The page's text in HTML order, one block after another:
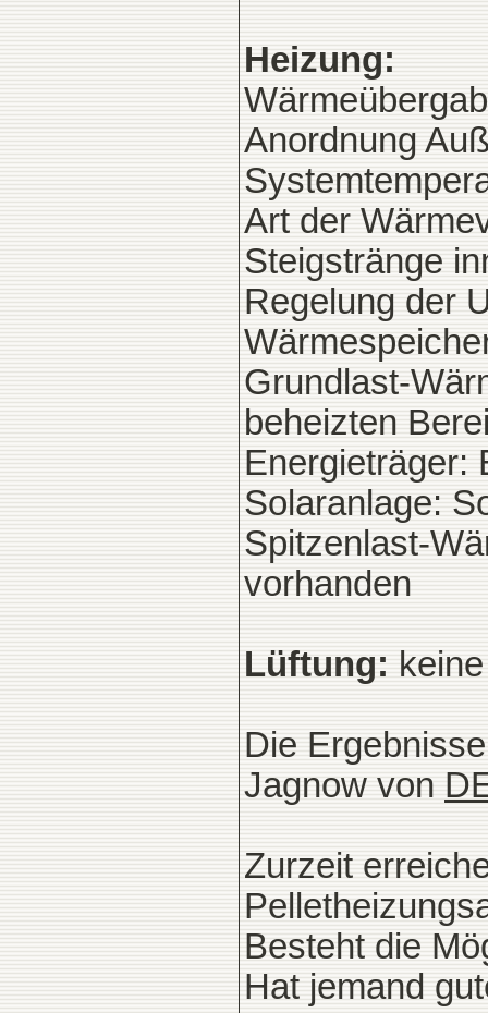
Heizung:
Anordnung
Art der
Steigstränge
Regelung der
Grundlast-
beheizten
Energieträger:
Solaranlage:
Spitzenlast-
vorhanden
Lüftung:
Die
Jagnow von
Zurzeit
Besteht die
Hat jemand